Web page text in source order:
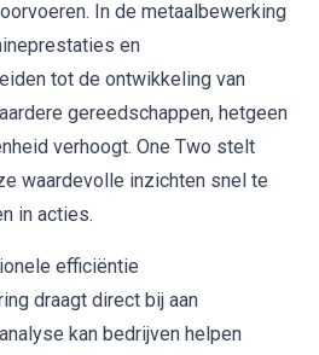
In de metaalbewerking
en
tot de ontwikkeling van
gereedschappen, hetgeen
verhoogt. One Two stelt
waardevolle inzichten snel te
in acties.
efficiëntie
draagt direct bij aan
kan bedrijven helpen